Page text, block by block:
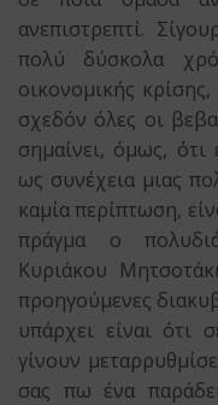
ανεπιστρεπτί.
πολύ δύσκολα
οικονομικής
σχεδόν όλες οι
σημαίνει, όμως,
ως συνέχεια μιας
καμία περίπτωση,
πράγμα ο
Κυριάκου
προηγούμενες
υπάρχει είναι ότι
γίνουν
σας πω ένα